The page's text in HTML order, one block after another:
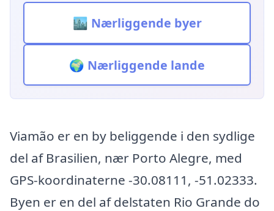
🏙️ Nærliggende byer
🌍 Nærliggende lande
Viamão er en by beliggende i den sydlige
del af Brasilien, nær Porto Alegre, med
GPS-koordinaterne -30.08111, -51.02333.
Byen er en del af delstaten Rio Grande do